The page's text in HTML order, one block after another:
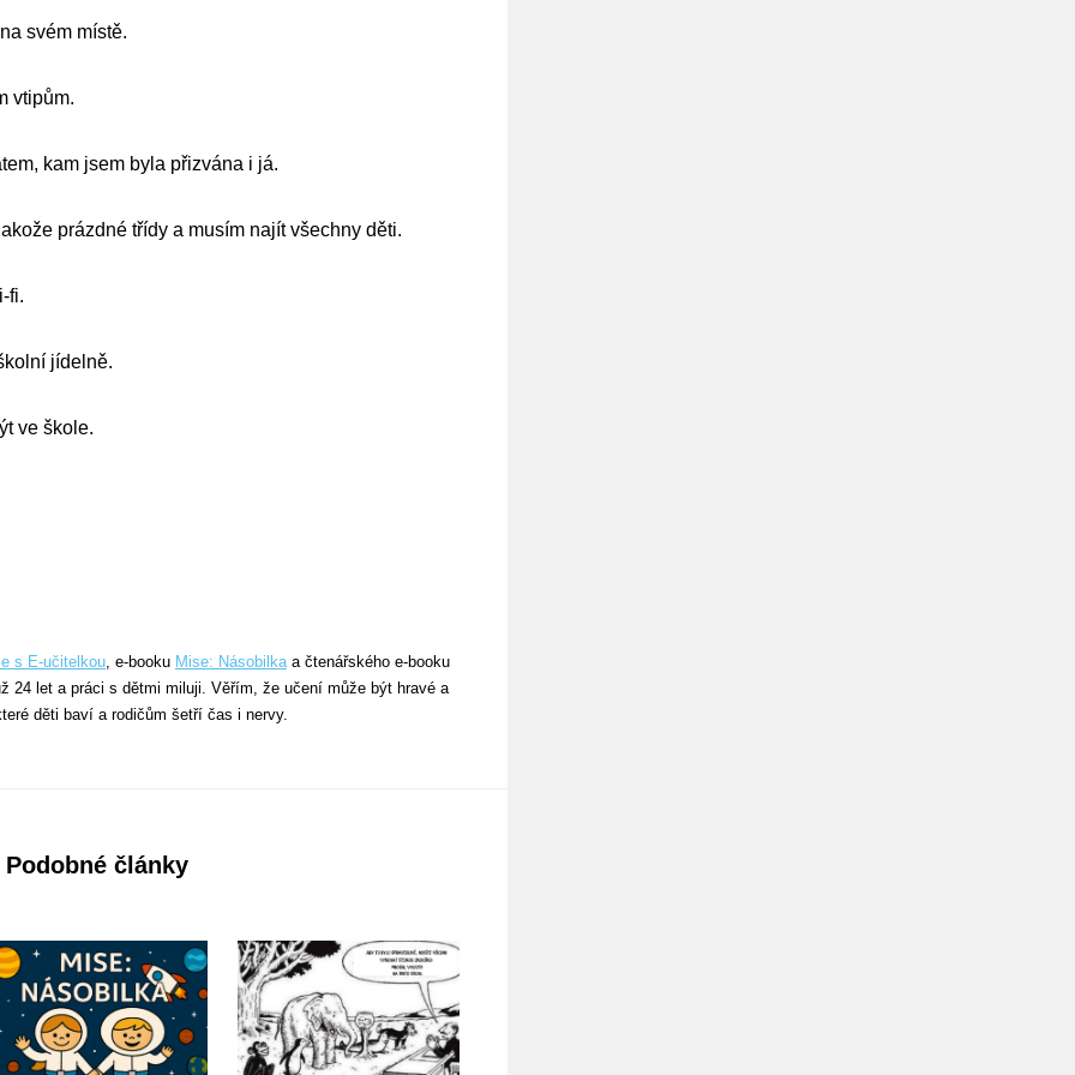
svém místě.
vtipům.
kam jsem byla přizvána i já.
prázdné třídy a musím najít všechny děti.
fi.
jídelně.
ve škole.
s E-učitelkou, e-booku Mise: Násobilkaa čtenářského e-booku
24 let a práci s dětmi miluji. Věřím, že učení může být hravé a
děti baví a rodičům šetří čas i nervy.
Podobné články